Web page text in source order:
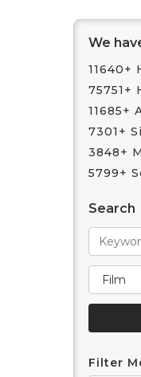
We
11640+
75751+
11685+
7301+
3848+
5799+
Search
Filter